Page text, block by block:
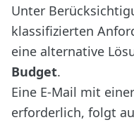
Unter
klassifizierten
eine alternative
Budget.
Eine E-Mail mit
erforderlich, folgt